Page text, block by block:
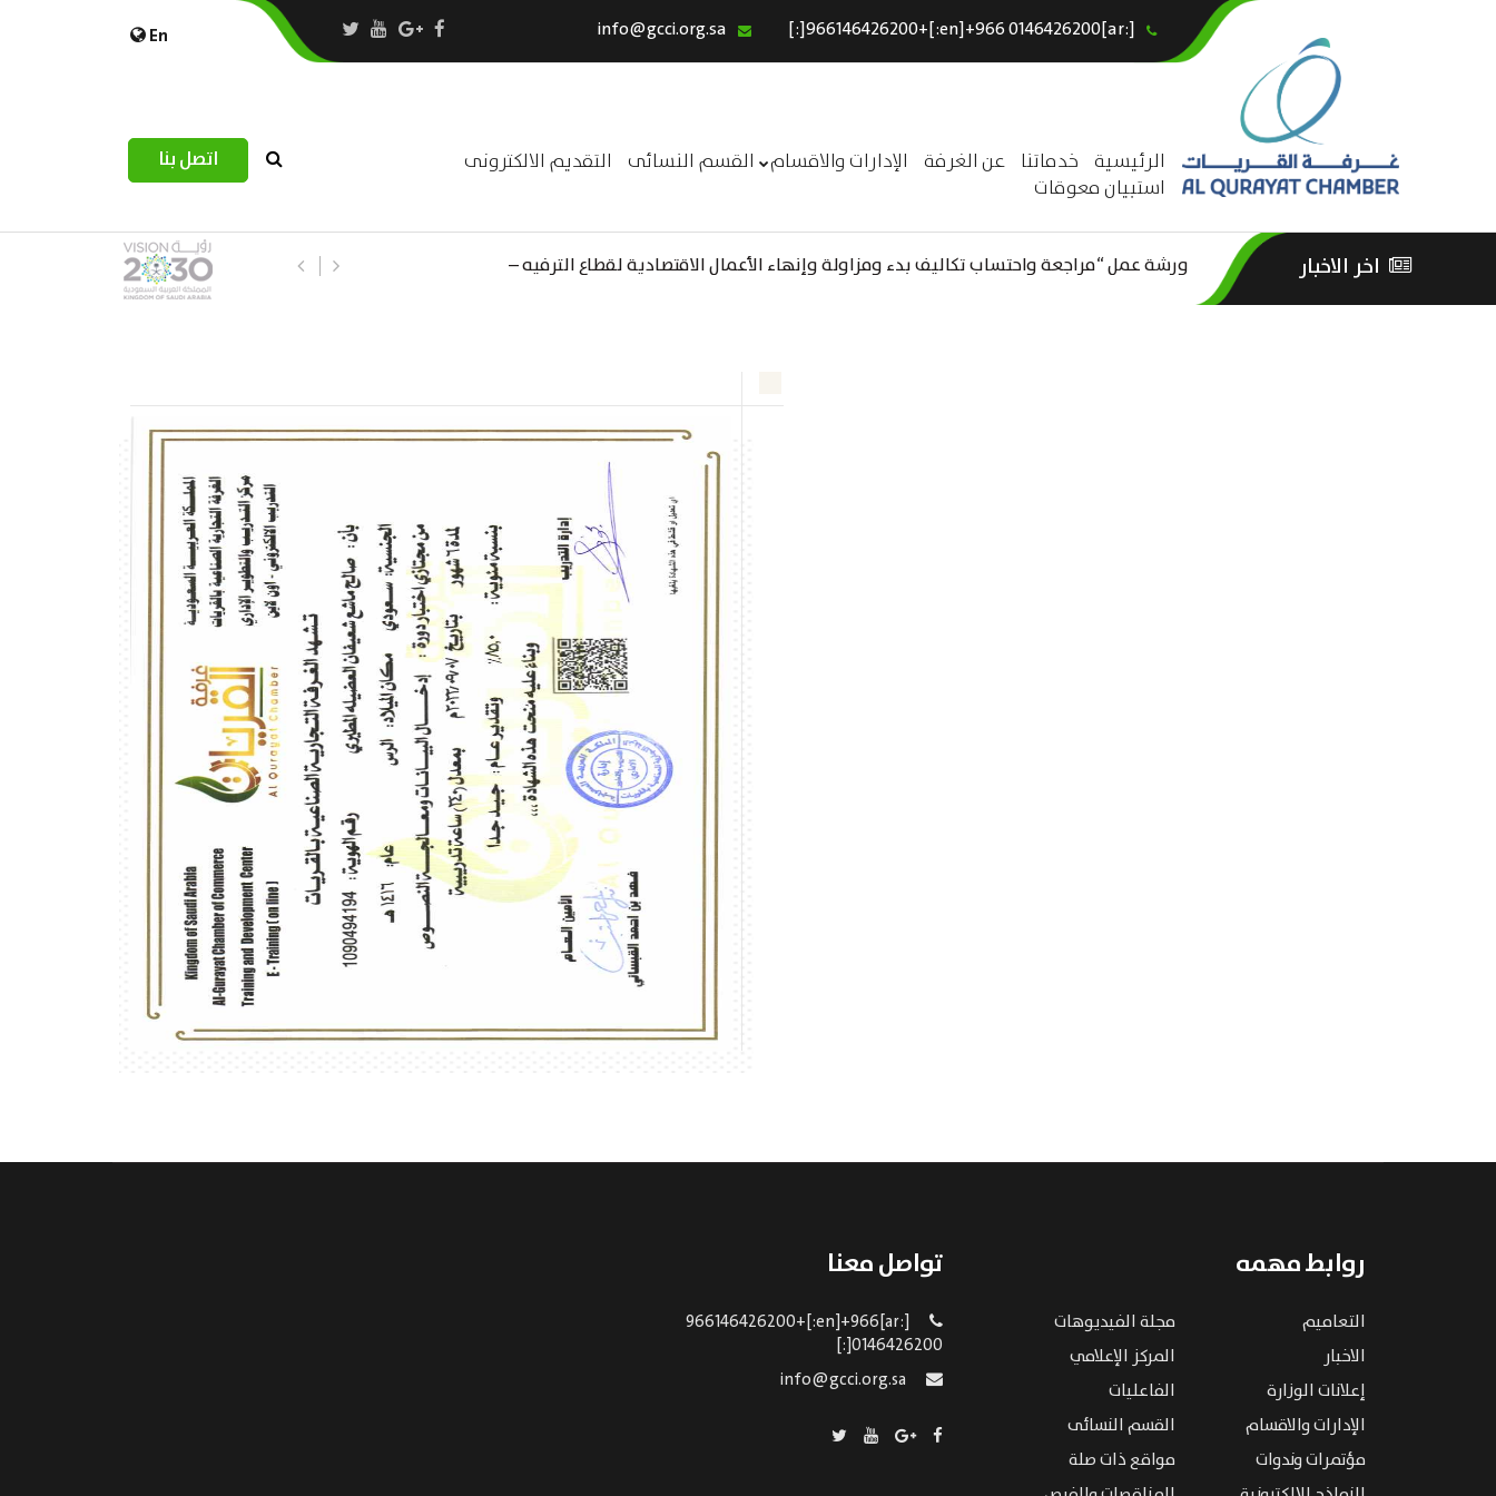
[:ar]966146426200+[:en]+966 0146426200[:]
En
الرئيسية خدماتنا عن الغرفة الإدارات والاقسام القسم النسائى التقديم الالكترونى
استبيان معوقات
اتصل بنا
الرئيسية
عن الغرفة
القسم النسائى
التقديم الالكترونى
اخر الاخبار
ورشة عمل “مراجعة واحتساب تكاليف بدء ومزاولة وإنهاء الأعمال الاقتصادية لقطاع الترفيه –
ورشة عمل : العمـــــل الحـــــر
استبيان مرصد التحديات اللوجستية
روابط مهمه
التعاميم
مجلة الفيديوهات
الاخبار
المركز الإعلامي
إعلانات الوزارة
الفاعليات
الإدارات والاقسام
القسم النسائى
مؤتمرات وندوات
مواقع ذات صلة
تواصل معنا
[:ar]966146426200+[:en]+966
0146426200[:]